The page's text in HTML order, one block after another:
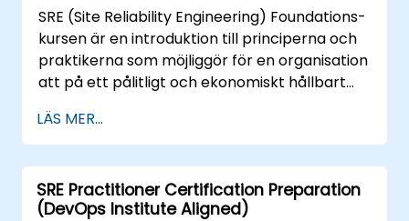
SRE (Site Reliability Engineering) Foundations-
kursen är en introduktion till principerna och
praktikerna som möjliggör för en organisation
att på ett pålitligt och ekonomiskt hållbart
av platsreliabilitet kräver organisatoriska
omstruktureringar, ny fokus på teknik och
automatisering samt antagande av nya
arbetsparadigm.
LÄS MER...
SRE Practitioner Certification Preparation
(DevOps Institute Aligned)